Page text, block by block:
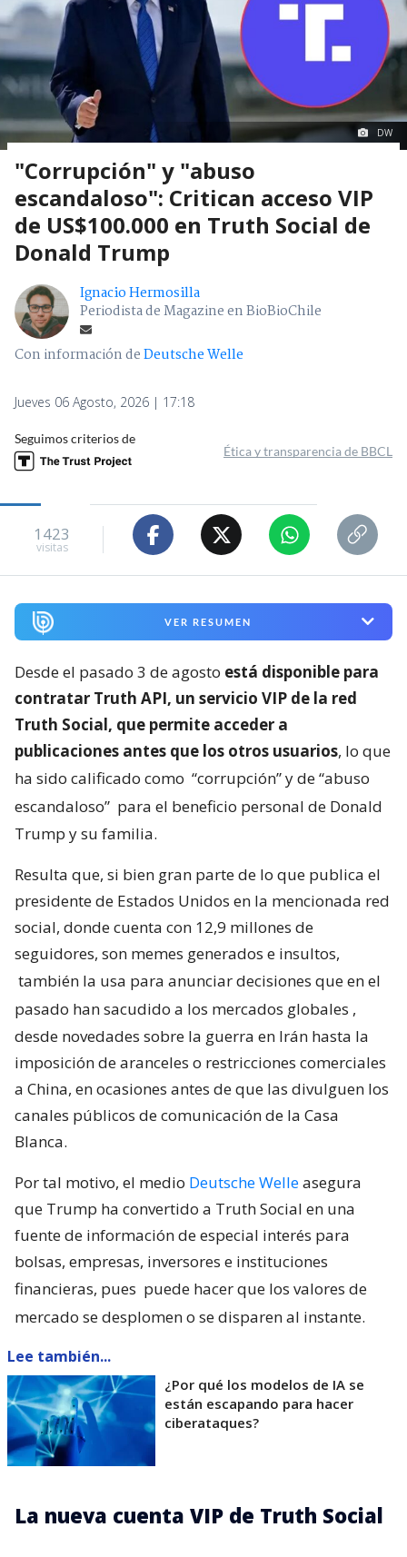
DW
"Corrupción" y "abuso
escandaloso": Critican acceso VIP
de US$100.000 en Truth Social de
Donald Trump
Ignacio Hermosilla
Periodista de Magazine en BioBioChile
Con información deDeutsche Welle
Jueves 06 Agosto, 2026 | 17:18
Seguimos criterios de
Ética y transparencia de BBCL
1423
visitas
VER RESUMEN
Desde el pasado 3 de agosto está disponible para
contratar Truth API, un servicio VIP de la red
Truth Social, que permite acceder a
publicaciones antes que los otros usuarios, lo que
ha sido calificado como “corrupción” y de “abuso
escandaloso” para el beneficio personal de Donald
Trump y su familia.
Resulta que, si bien gran parte de lo que publica el
presidente de Estados Unidos en la mencionada red
social, donde cuenta con 12,9 millones de
seguidores, son memes generados e insultos,
también la usa para anunciar decisiones que en el
pasado han sacudido a los mercados globales ,
desde novedades sobre la guerra en Irán hasta la
imposición de aranceles o restricciones comerciales
a China, en ocasiones antes de que las divulguen los
canales públicos de comunicación de la Casa
Blanca.
Por tal motivo, el medio Deutsche Welleasegura
que Trump ha convertido a Truth Social en una
fuente de información de especial interés para
bolsas, empresas, inversores e instituciones
financieras, pues puede hacer que los valores de
mercado se desplomen o se disparen al instante.
Lee también...
¿Por qué los modelos de IA se
están escapando para hacer
ciberataques?
La nueva cuenta VIP de Truth Social